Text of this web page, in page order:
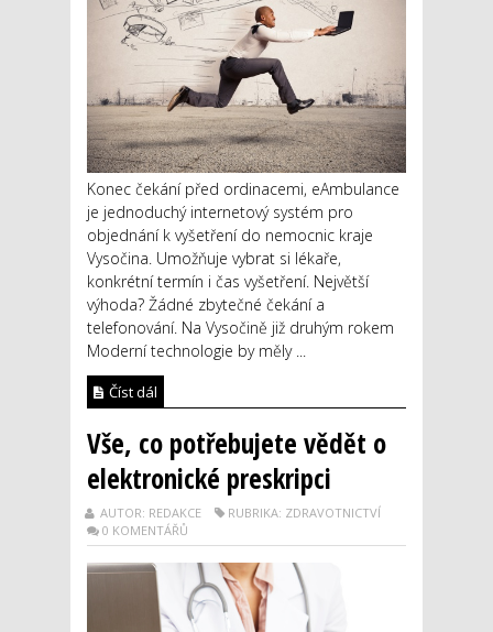
Konec čekání před ordinacemi, eAmbulance
je jednoduchý internetový systém pro
objednání k vyšetření do nemocnic kraje
Vysočina. Umožňuje vybrat si lékaře,
konkrétní termín i čas vyšetření. Největší
výhoda? Žádné zbytečné čekání a
telefonování. Na Vysočině již druhým rokem
Moderní technologie by měly ...
Číst dál
Vše, co potřebujete vědět o
elektronické preskripci
AUTOR: REDAKCE
RUBRIKA: ZDRAVOTNICTVÍ
0 KOMENTÁŘŮ